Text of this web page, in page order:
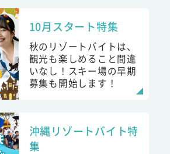
10月スタート特集
秋のリゾートバイトは、
観光も楽しめること間違
いなし！スキー場の早期
募集も開始します！
沖縄リゾートバイト特
集